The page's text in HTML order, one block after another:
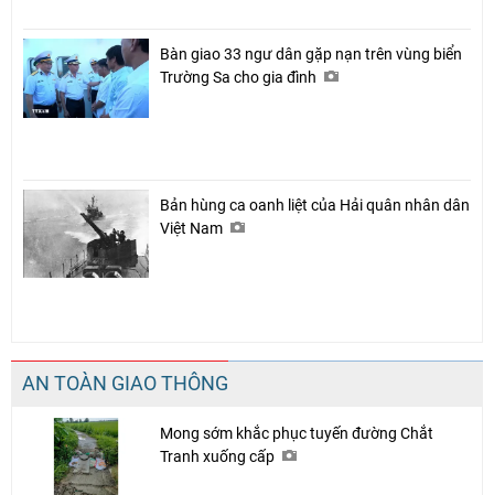
Bàn giao 33 ngư dân gặp nạn trên vùng biển
Trường Sa cho gia đình
Bản hùng ca oanh liệt của Hải quân nhân dân
Việt Nam
AN TOÀN GIAO THÔNG
Mong sớm khắc phục tuyến đường Chắt
Tranh xuống cấp